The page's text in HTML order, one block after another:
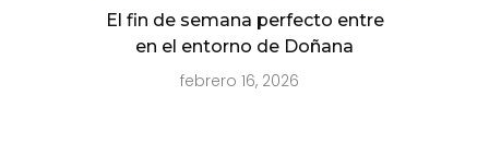
El fin de semana perfecto entre
en el entorno de Doñana
febrero 16, 2026